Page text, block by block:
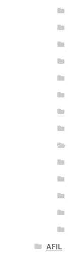
AFIL